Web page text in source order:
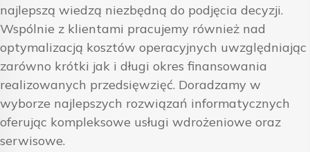
najlepszą wiedzą niezbędną do podjęcia decyzji.
Wspólnie z klientami pracujemy również nad
optymalizacją kosztów operacyjnych uwzględniając
zarówno krótki jak i długi okres finansowania
realizowanych przedsięwzięć. Doradzamy w
wyborze najlepszych rozwiązań informatycznych
oferując kompleksowe usługi wdrożeniowe oraz
serwisowe.